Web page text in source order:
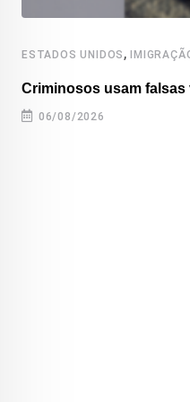
ESTADOS UNIDOS ,
Criminosos usam falsas
06/08/2026